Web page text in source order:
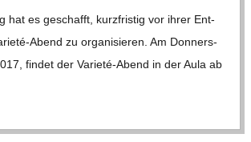
hat es geschafft, kurz­fris­tig vor ihrer Ent­
Abend zu orga­ni­sie­ren. Am Don­ners­
fin­det der Varieté-Abend in der Aula ab